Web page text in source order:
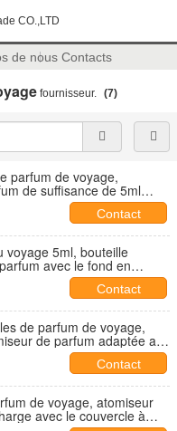
CO.,LTD
de nous Contacts
fournisseur. (7)
parfum de voyage,
de suffisance de 5ml
Contact
voyage 5ml, bouteille
avec le fond en
Contact
de parfum de voyage,
de parfum adaptée aux
Contact
de voyage, atomiseur
avec le couvercle à